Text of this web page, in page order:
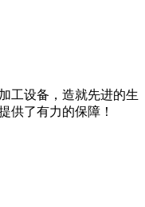
工设备，造就先进的生
供了有力的保障！